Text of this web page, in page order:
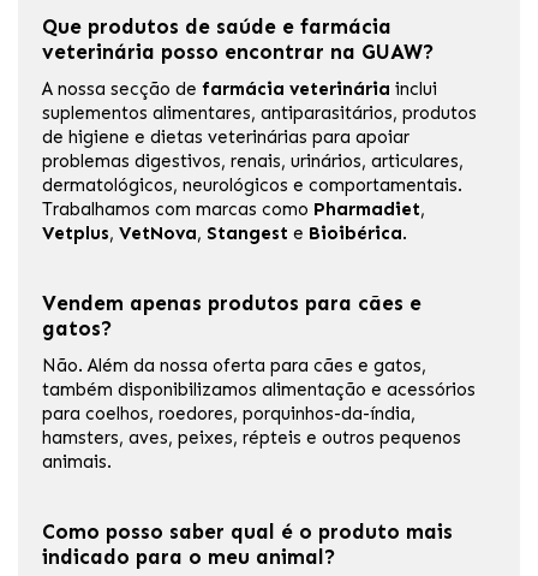
Que produtos de saúde e farmácia
veterinária posso encontrar na GUAW?
A nossa secção de farmácia veterinária inclui
suplementos alimentares, antiparasitários, produtos
de higiene e dietas veterinárias para apoiar
problemas digestivos, renais, urinários, articulares,
dermatológicos, neurológicos e comportamentais.
Trabalhamos com marcas como Pharmadiet,
Vetplus, VetNova, Stangest e Bioibérica.
Vendem apenas produtos para cães e
gatos?
Não. Além da nossa oferta para cães e gatos,
também disponibilizamos alimentação e acessórios
para coelhos, roedores, porquinhos-da-índia,
hamsters, aves, peixes, répteis e outros pequenos
animais.
Como posso saber qual é o produto mais
indicado para o meu animal?